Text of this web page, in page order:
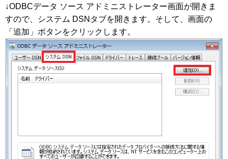
↓ODBCデータ ソース アドミニストレーター画面が開きま
すので、システム DSNタブを開きます。そして、画面の
「追加」ボタンをクリックします。